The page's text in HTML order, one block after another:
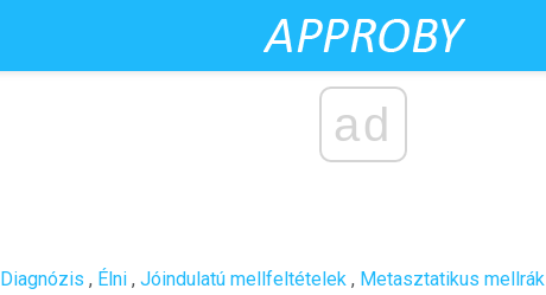
ad
Diagnózis , Élni , Jóindulatú mellfeltételek , Metasztatikus mellrák